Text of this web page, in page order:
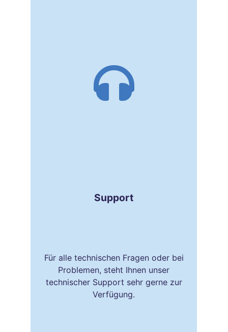
Support
Für alle technischen Fragen oder bei
Problemen, steht Ihnen unser
technischer Support sehr gerne zur
Verfügung.